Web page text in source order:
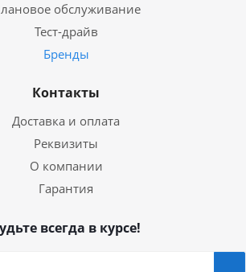
обслуживание
Тест-драйв
Бренды
Контакты
Доставка и оплата
Реквизиты
О компании
Гарантия
всегда в курсе!